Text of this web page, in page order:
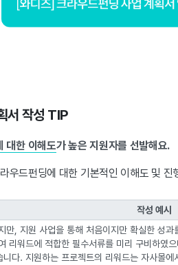
서 작성 TIP
대한 이해도가 높은 지원자를 선발해요.
우드펀딩에 대한 기본적인 이해도 및
작성 예시
만, 지원 사업을 통해 처음이지만 확실한 성과
리워드에 적합한 필수서류를 미리 구비하였
다. 지원하는 프로젝트의 리워드는 자사몰